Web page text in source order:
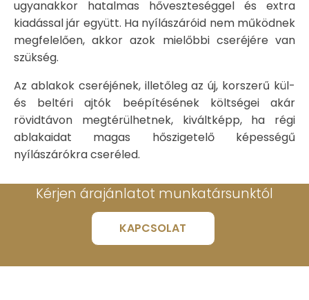
ugyanakkor hatalmas hőveszteséggel és extra
kiadással jár együtt. Ha nyílászáróid nem működnek
megfelelően, akkor azok mielőbbi cseréjére van
szükség.
Az ablakok cseréjének, illetőleg az új, korszerű kül-
és beltéri ajtók beépítésének költségei akár
rövidtávon megtérülhetnek, kiváltképp, ha régi
ablakaidat magas hőszigetelő képességű
nyílászárókra cseréled.
Kérjen árajánlatot munkatársunktól
KAPCSOLAT